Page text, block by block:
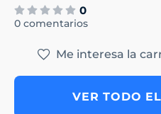
0
0 comentarios
Me interesa la
VER TODO